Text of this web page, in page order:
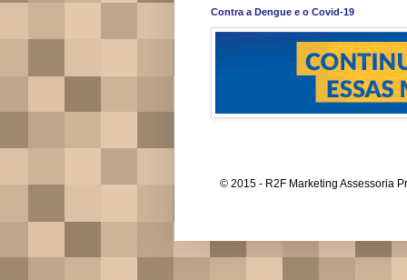
Contra a Dengue e o Covid-19
© 2015 - R2F Marketing Assessoria